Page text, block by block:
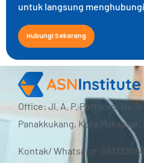
untuk langsung
Hubungi Sekarang
Office: Jl. A. P. Pettarani
Panakkukang, Kota
Kontak/ Whatsapp: